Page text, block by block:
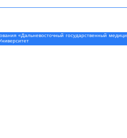
«Дальневосточный государственный